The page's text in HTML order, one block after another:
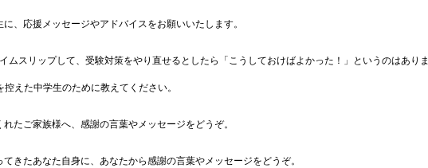
、応援メッセージやアドバイスをお願いいたします。
ムスリップして、受験対策をやり直せるとしたら「こうしておけばよかった！」というのはありま
えた中学生のために教えてください。
たご家族様へ、感謝の言葉やメッセージをどうぞ。
きたあなた自身に、あなたから感謝の言葉やメッセージをどうぞ。